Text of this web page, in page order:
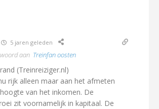
5 jaren geleden
aan Treinfan oosten
(Treinreiziger.nl)
rijk alleen maar aan het afmeten
van het inkomen. De
zit voornamelijk in kapitaal. De